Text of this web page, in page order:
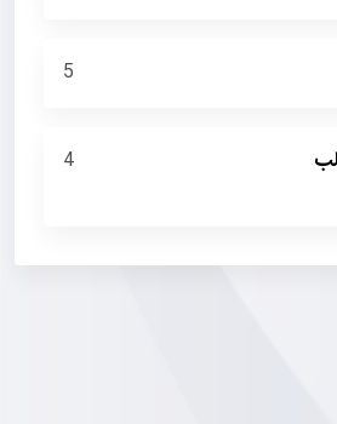
5
4